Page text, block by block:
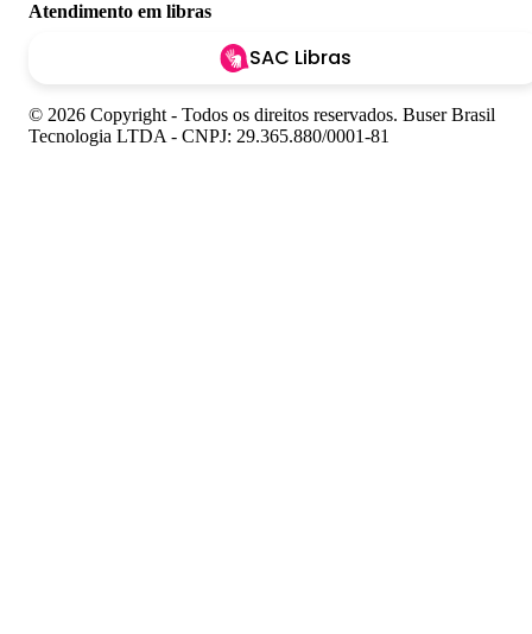
Atendimento em libras
SAC Libras
© 2026 Copyright - Todos os direitos reservados. Buser Brasil
Tecnologia LTDA - CNPJ: 29.365.880/0001-81